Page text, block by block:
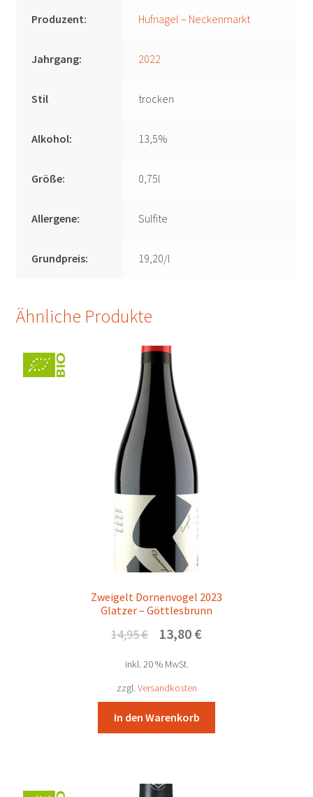
Produzent: Hufnagel – Neckenmarkt
Jahrgang: 2022
Stil trocken
Alkohol: 13,5%
Größe: 0,75l
Allergene: Sulfite
Grundpreis: 19,20/l
Ähnliche Produkte
Zweigelt Dornenvogel 2023
Glatzer – Göttlesbrunn
14,95€
Ursprünglicher
war:
14,95 €
13,80 €Aktueller
inkl. 20 % MwSt.
zzgl. Versandkosten
In den Warenkorb